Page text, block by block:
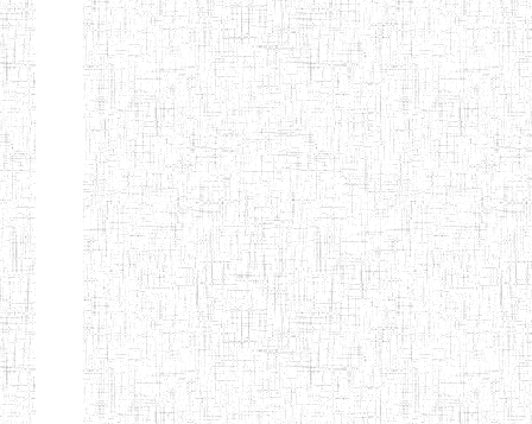
SENTTI-IBES
ENIEG PRIVEE
BILINGUE LES
ROSSIGNOLS
MAJORS
06/06/2016 ENIEG Privé
ENI PRIVEE
LAIQUE
22/09/2000 ENIEG Privé
ENIEG BERYLA 06/06/2014 ENIEG Privé
ENIEG
28/08/2009 ENIEG Privé